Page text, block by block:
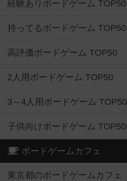
経験ありボードゲーム TOP50
持ってるボードゲーム TOP50
高評価ボードゲーム TOP50
2人用ボードゲーム TOP50
3～4人用ボードゲーム TOP50
子供向けボードゲーム TOP50
ボードゲームカフェ
東京都のボードゲームカフェ